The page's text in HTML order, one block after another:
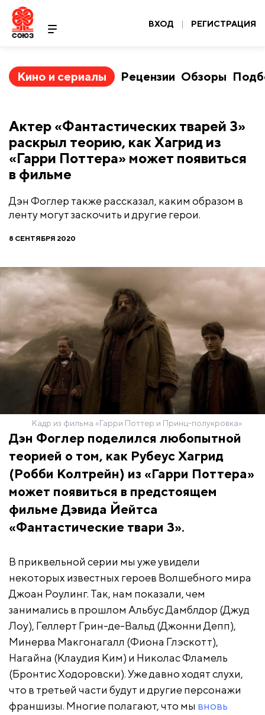
ВХОД | РЕГИСТРАЦИЯ
Кино и сериалы Рецензии Обзоры
Актер «Фантастических тварей 3»
раскрыл теорию, как Хагрид из
«Гарри Поттера» может появиться
в фильме
Дэн Фоглер также рассказал, каким образом в
ленту могут заскочить и другие герои.
8 СЕНТЯБРЯ 2020
Кадр из фильма «Гарри Поттер и Принц-полукровка»
Дэн Фоглер поделился любопытной
теорией о том, как Рубеус Хагрид
(Робби Колтрейн) из «Гарри Поттера»
может появиться в предстоящем
фильме Дэвида Йейтса
«Фантастические твари 3».
В приквельной серии мы уже увидели
некоторых известных героев Волшебного мира
Джоан Роулинг. Так, нам показали, чем
занимались в прошлом Альбус Дамблдор (Джуд
Лоу), Геллерт Грин-де-Вальд (Джонни Депп),
Минерва Макгонагалл (Фиона Глэскотт),
Нагайна (Клаудия Ким) и Николас Фламель
(Бронтис Ходоровски). Уже давно ходят слухи,
что в третьей части будут и другие персонажи
франшизы. Многие полагают, что мы вновь